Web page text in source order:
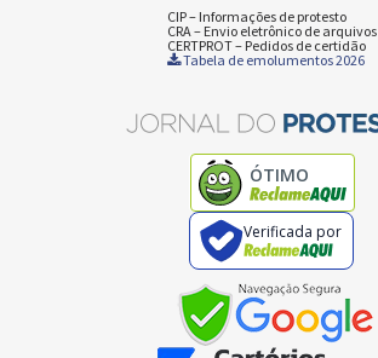
CIP – Informações de protesto
CRA – Envio eletrônico de arquivos
CERTPROT – Pedidos de certidão
Tabela de emolumentos 2026
ÓTIMO
Verificada por